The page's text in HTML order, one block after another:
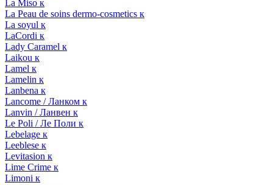
La Miso к
La Peau de soins dermo-cosmetics к
La soyul к
LaCordi к
Lady Caramel к
Laikou к
Lamel к
Lamelin к
Lanbena к
Lancome / Ланком к
Lanvin / Ланвен к
Le Poli / Ле Поли к
Lebelage к
Leeblese к
Levitasion к
Lime Crime к
Limoni к